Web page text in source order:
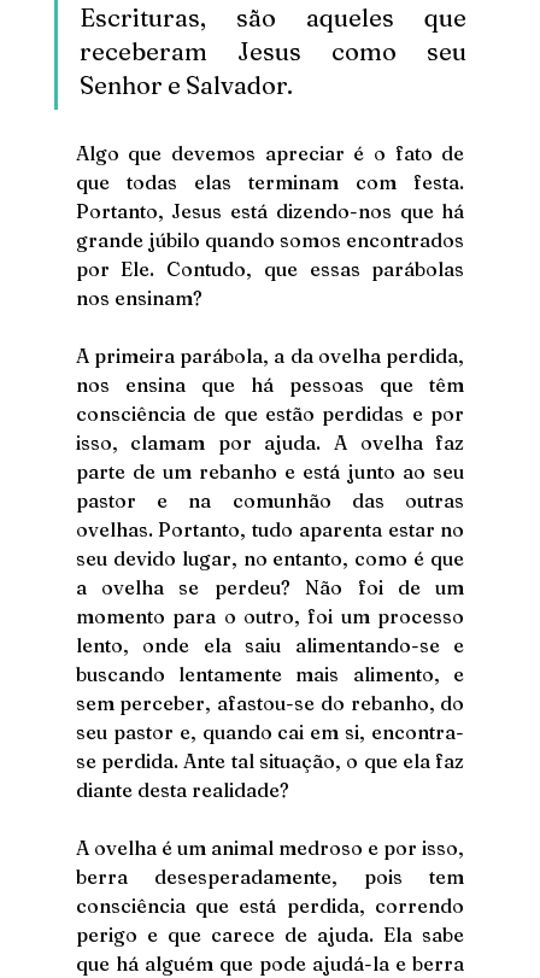
Escrituras, são aqueles que
receberam Jesus como seu
Senhor e Salvador.
Algo que devemos apreciar é o fato de
que todas elas terminam com festa.
Portanto, Jesus está dizendo-nos que há
grande júbilo quando somos encontrados
por Ele. Contudo, que essas parábolas
nos ensinam?
A primeira parábola, a da ovelha perdida,
nos ensina que há pessoas que têm
consciência de que estão perdidas e por
isso, clamam por ajuda. A ovelha faz
parte de um rebanho e está junto ao seu
pastor e na comunhão das outras
ovelhas. Portanto, tudo aparenta estar no
seu devido lugar, no entanto, como é que
a ovelha se perdeu? Não foi de um
momento para o outro, foi um processo
lento, onde ela saiu alimentando-se e
buscando lentamente mais alimento, e
sem perceber, afastou-se do rebanho, do
seu pastor e, quando cai em si, encontra-
se perdida. Ante tal situação, o que ela faz
diante desta realidade?
A ovelha é um animal medroso e por isso,
berra desesperadamente, pois tem
consciência que está perdida, correndo
perigo e que carece de ajuda. Ela sabe
que há alguém que pode ajudá-la e berra